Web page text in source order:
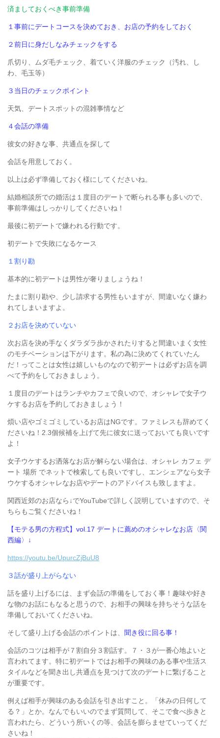
済ましておくべき事前準備
１事前にデートコースを決めておき、お店の予約をしておく
２前日に身だしなみチェックをする
爪切り、ムダ毛チェック、着ていく洋服のチェック（汚れ、し
わ、毛玉等）
３当日のチェックポイント
天気、デートスポットの混雑事情など
４会話の準備
彼女の好きな事、共通点を探して
会話を用意しておく。
以上は必ず準備しておく様にしてくださいね。
結婚相談所での婚活は１度目のデートで断られる事も多いので、
事前準備はしっかりしてくださいね！
最後に初デートで嫌われる行動です。
初デートで失敗になるケース
１割り勘
基本的に初デートは男性が奢りましょうね！
たまに割り勘や、少し請求する男性もいますが、間違いなく嫌わ
れてしまいますよ。
２お店を決めていない
次お店を決め手なくダラダラ歩かされたりすると間違いまく女性
のモチベーションは下がります。私の為に決めてくれていたん
だ！ってことは女性は嬉しいものなので初デートは必ずお店を調
べて予約をしておきましょう。
１度目のデートはランチやカフェで良いので、オシャレで女子ウ
ケするお店を予約しておきましょう！
煩い店やゴミゴミしているお店はNGです。ファミレスも辞めてく
ださいね！2.3個候補を上げて先に彼女に送っておいても良いです
よ！
女子ウケするお洒落なお店が解らない場合は、オシャレ カフェ デ
ート 場所 でネットで検索しても良いですし、エンシェアなら女子
ウケするオシャレなお店やデートのアドバイスも致しますよ。
関西近郊のお店なら↓でYouTubeで詳しく説明していますので、そ
ちらもご覧くださいね！
【モテる男の方程式】vol.17 デートに薦めのオシャレなお店〈関
西編〉↓
https://youtu.be/UpurcZjBuU8
３話が盛り上がらない
話を盛り上げるには、まず会話の準備をしておく事！趣味や好き
な物のお話にもなると思うので、お相手の興味を持ちそうな話を
準備しておいてくださいね。
そして盛り上げる会話のポイントは、 聞き役に回る事！
会話のコツは相手が７割自分３割話す。７・３が一番心地よいと
言われてます。特に初デートではお相手の興味のある事や生活ス
タイルなどを聞き出し共通点を見つけて次のデートに繋げること
が重要です。
例えば相手が興味のある会話を引き出すこと。「 休みの日何して
る？」とか。なんでもいいのでまず質問して、そこで食べ歩きと
言われたら、
どういう所いくの等、会話を膨らませていってくだ
さいね！